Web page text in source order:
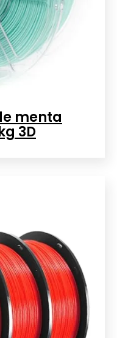
menta
3D